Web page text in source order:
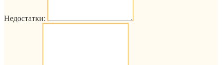
Недостатки: